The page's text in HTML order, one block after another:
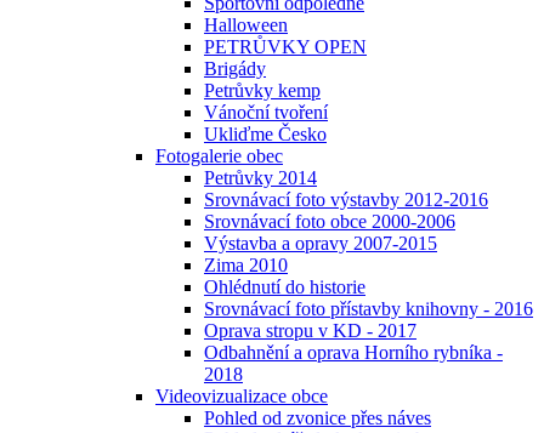
Halloween
PETRŮVKY OPEN
Brigády
Petrůvky kemp
Vánoční tvoření
Ukliďme Česko
Fotogalerie obec
Petrůvky 2014
Srovnávací foto výstavby 2012-2016
Srovnávací foto obce 2000-2006
Výstavba a opravy 2007-2015
Zima 2010
Ohlédnutí do historie
Srovnávací foto přístavby knihovny - 2016
Oprava stropu v KD - 2017
Odbahnění a oprava Horního rybníka -
2018
Videovizualizace obce
Pohled od zvonice přes náves